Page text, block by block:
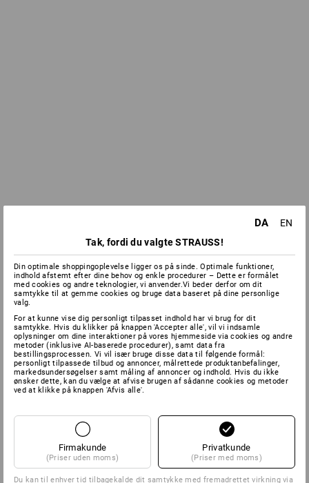
DA
EN
Tak, fordi du valgte STRAUSS!
Din optimale shoppingoplevelse ligger os på sinde. Optimale funktioner,
indhold afstemt efter dine behov og enkle procedurer – Dette er formålet
med cookies og andre teknologier, vi anvender.Vi beder derfor om dit
samtykke til at gemme cookies og bruge data baseret på dine personlige
valg.
For at kunne vise dig personligt tilpasset indhold har vi brug for dit
samtykke. Hvis du klikker på knappen 'Accepter alle', vil vi indsamle
oplysninger om dine interaktioner på vores hjemmeside via cookies og andre
metoder (inklusive AI-baserede procedurer), samt data fra
bestillingsprocessen. Vi vil især bruge disse data til følgende formål:
personligt tilpassede tilbud og annoncer, målrettede produktanbefalinger,
markedsundersøgelser samt måling af annoncer og indhold. Hvis du ikke
ønsker dette, kan du vælge at afvise brugen af sådanne cookies og metoder
ved at klikke på knappen 'Afvis alle'.
Firmakunde
(Priser uden moms)
Privatkunde
(Priser med moms)
Du kan til enhver tid tilbagekalde dit samtykke med fremadrettet virkning via